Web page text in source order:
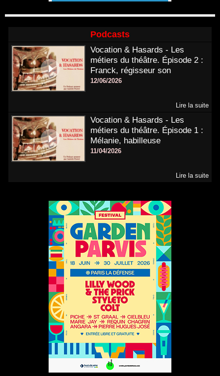
Podcasts
Vocation & Hasards - Les
métiers du théâtre. Épisode 2 :
Franck, régisseur son
12/06/2026
Lire la suite
Vocation & Hasards - Les
métiers du théâtre. Épisode 1 :
Mélanie, habilleuse
11/04/2026
Lire la suite